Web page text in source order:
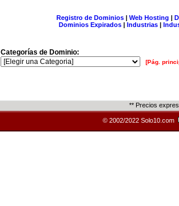
Registro de Dominios| Web Hosting |
Dominios Expirados | Industrias |
Categorías de Dominio:
[Pág.
** Precios
© 2002/2022 Solo10.com